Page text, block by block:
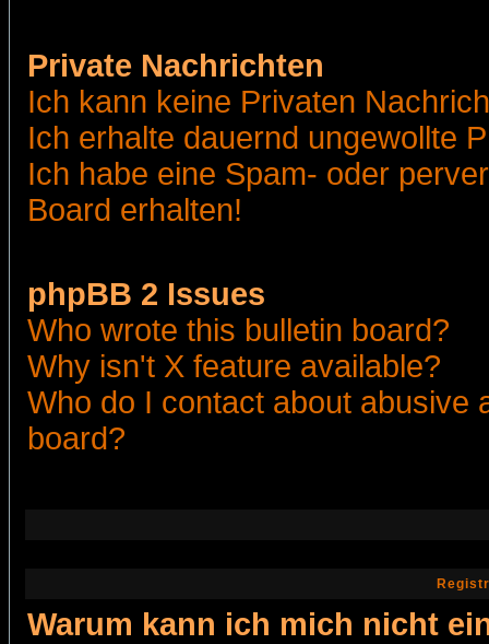
Private Nachrichten
Ich kann keine Privaten
Ich erhalte dauernd ungewollte
Ich habe eine Spam- oder
Board erhalten!
phpBB 2 Issues
Who wrote this bulletin board?
Why isn't X feature available?
Who do I contact about abusive
board?
Warum kann ich mich nicht